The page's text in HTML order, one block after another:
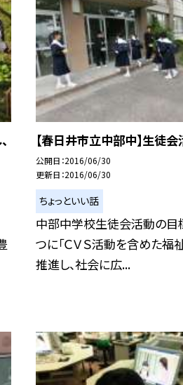
【春日井市立中部中】生徒
公開日 2016/06/30
更新日 2016/06/30
ちょっといい話
中部中学校生徒会活動の目
つに「ＣＶＳ活動を含めた福
推進し、社会に広...